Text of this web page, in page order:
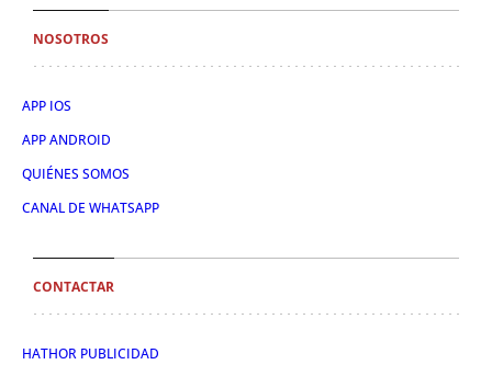
NOSOTROS
APP IOS
APP ANDROID
QUIÉNES SOMOS
CANAL DE WHATSAPP
CONTACTAR
HATHOR PUBLICIDAD